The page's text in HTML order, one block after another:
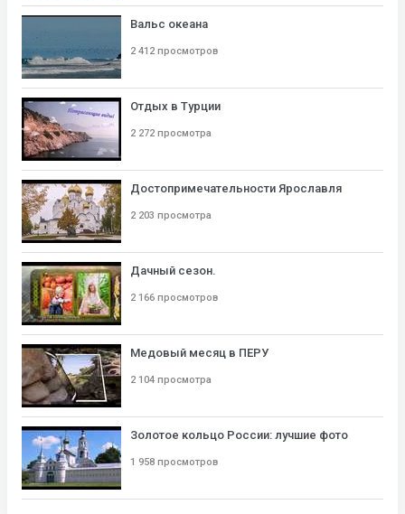
Вальс океана
2 412 просмотров
Отдых в Турции
2 272 просмотра
Достопримечательности Ярославля
2 203 просмотра
Дачный сезон.
2 166 просмотров
Медовый месяц в ПЕРУ
2 104 просмотра
Золотое кольцо России: лучшие фото
1 958 просмотров